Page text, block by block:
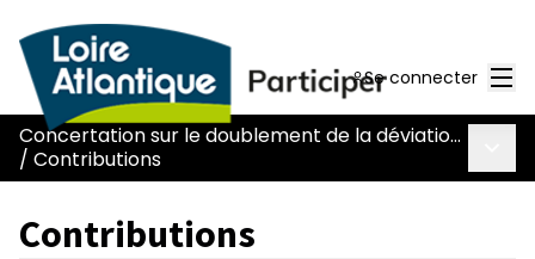
Se connecter
Concertation sur le doublement de la déviation de Chaumes-en-Retz - route Nantes-Pornic
/ Contributions
Contributions